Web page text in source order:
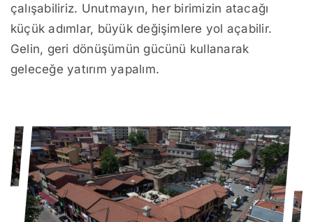
çalışabiliriz. Unutmayın, her birimizin atacağı
küçük adımlar, büyük değişimlere yol açabilir.
Gelin, geri dönüşümün gücünü kullanarak
geleceğe yatırım yapalım.